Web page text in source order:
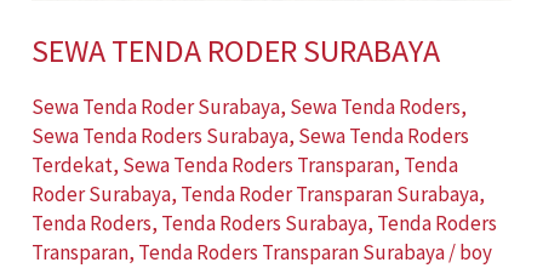
SEWA TENDA RODER SURABAYA
Sewa Tenda Roder Surabaya, Sewa Tenda Roders,
Sewa Tenda Roders Surabaya, Sewa Tenda Roders
Terdekat, Sewa Tenda Roders Transparan, Tenda
Roder Surabaya, Tenda Roder Transparan Surabaya,
Tenda Roders, Tenda Roders Surabaya, Tenda Roders
Transparan, Tenda Roders Transparan Surabaya/boy